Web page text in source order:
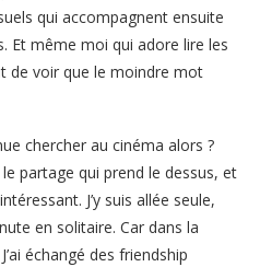
qui accompagnent ensuite
Et même moi qui adore lire les
de voir que le moindre mot
chercher au cinéma alors ?
le partage qui prend le dessus, et
J’y suis allée seule,
en solitaire. Car dans la
échangé des friendship